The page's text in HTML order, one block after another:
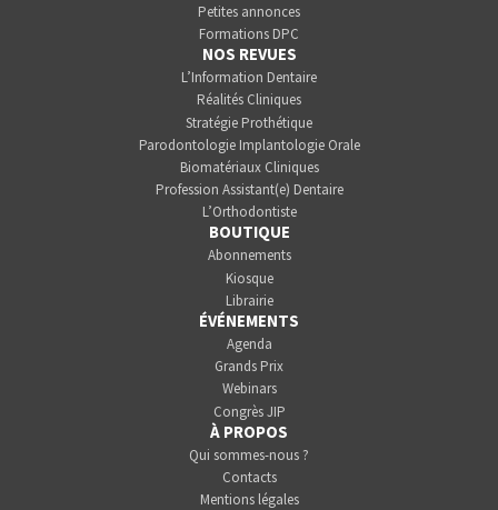
Petites annonces
Formations DPC
NOS REVUES
L’Information Dentaire
Réalités Cliniques
Stratégie Prothétique
Parodontologie Implantologie Orale
Biomatériaux Cliniques
Profession Assistant(e) Dentaire
L’Orthodontiste
BOUTIQUE
Abonnements
Kiosque
Librairie
ÉVÉNEMENTS
Agenda
Grands Prix
Webinars
Congrès JIP
À PROPOS
Qui sommes-nous ?
Contacts
Mentions légales